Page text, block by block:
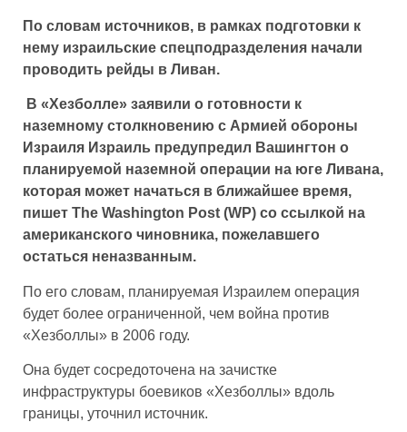
По словам источников, в рамках подготовки к
нему израильские спецподразделения начали
проводить рейды в Ливан.
В «‎Хезболле» заявили о готовности к
наземному столкновению с Армией обороны
Израиля Израиль предупредил Вашингтон о
планируемой наземной операции на юге Ливана,
которая может начаться в ближайшее время,
пишет The Washington Post (WP) со ссылкой на
американского чиновника, пожелавшего
остаться неназванным.
По его словам, планируемая Израилем операция
будет более ограниченной, чем война против
«Хезболлы» в 2006 году.
Она будет сосредоточена на зачистке
инфраструктуры боевиков «‎Хезболлы» вдоль
границы, уточнил источник.